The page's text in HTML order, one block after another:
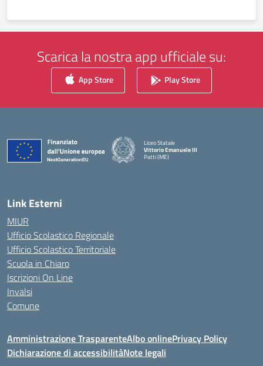
Scarica la nostra app ufficiale su:
App Store Play Store
Liceo Statale
Vittorio Emanuele III
Patti (ME)
Link Esterni
MIUR
Ufficio Scolastico Regionale
Ufficio Scolastico Territoriale
Scuola in Chiaro
Iscrizioni On Line
Invalsi
Comune
Amministrazione TrasparenteAlbo onlinePrivacy Policy
Dichiarazione di accessibilitàNote legali